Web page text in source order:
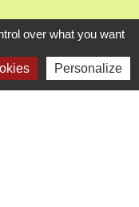
over what you want
Personalize